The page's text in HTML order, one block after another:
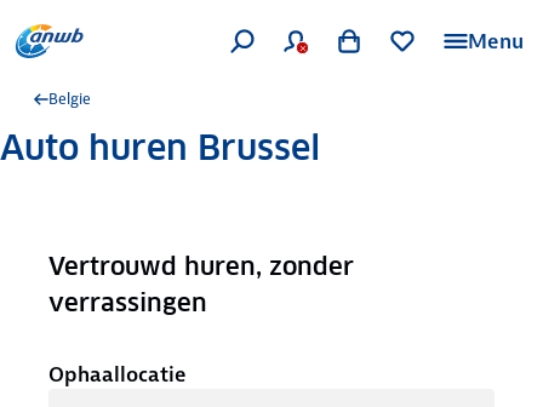
Menu
Belgie
Auto huren Brussel
Vertrouwd huren, zonder
verrassingen
Ophaallocatie